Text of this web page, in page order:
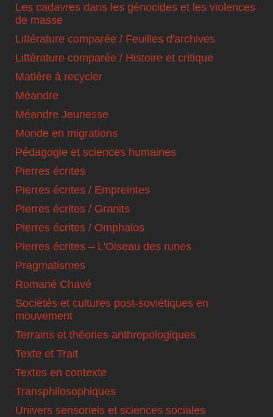
Les cadavres dans les génocides et les violences
de masse
Littérature comparée / Feuilles d'archives
Littérature comparée / Histoire et critique
Matière à recycler
Méandre
Méandre Jeunesse
Monde en migrations
Pédagogie et sciences humaines
Pierres écrites
Pierres écrites / Empreintes
Pierres écrites / Granits
Pierres écrites / Omphalos
Pierres écrites – L'Oiseau des runes
Pragmatismes
Romané Chavé
Sociétés et cultures post-soviétiques en
mouvement
Terrains et théories anthropologiques
Texte et Trait
Textes en contexte
Transphilosophiques
Univers sensoriels et sciences sociales